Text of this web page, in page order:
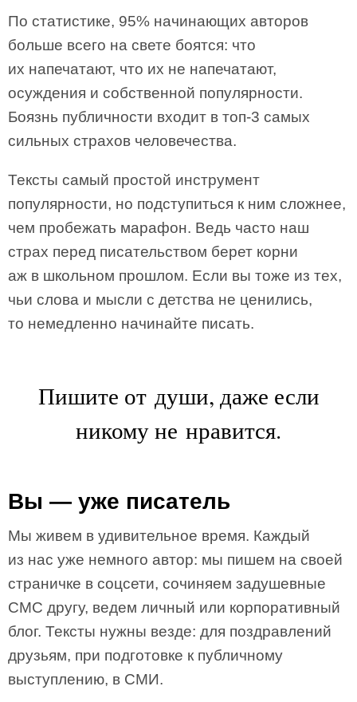
По статистике, 95% начинающих авторов
больше всего на свете боятся: что
их напечатают, что их не напечатают,
осуждения и собственной популярности.
Боязнь публичности входит в топ-3 самых
сильных страхов человечества.
Тексты самый простой инструмент
популярности, но подступиться к ним сложнее,
чем пробежать марафон. Ведь часто наш
страх перед писательством берет корни
аж в школьном прошлом. Если вы тоже из тех,
чьи слова и мысли с детства не ценились,
то немедленно начинайте писать.
Пишите от души, даже если
никому не нравится.
Вы — уже писатель
Мы живем в удивительное время. Каждый
из нас уже немного автор: мы пишем на своей
страничке в соцсети, сочиняем задушевные
СМС другу, ведем личный или корпоративный
блог. Тексты нужны везде: для поздравлений
друзьям, при подготовке к публичному
выступлению, в СМИ.